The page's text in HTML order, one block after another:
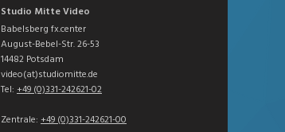
Studio Mitte Video
Babelsberg fx.center
August-Bebel-Str. 26-53
14482 Potsdam
video(at)studiomitte.de
Tel: +49 (0)331-242621-02
Zentrale: +49 (0)331-242621-00